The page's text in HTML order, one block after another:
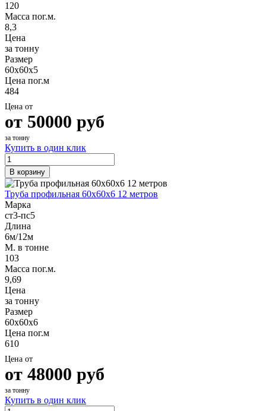
120
Масса пог.м.
8,3
Цена
за тонну
Размер
60х60х5
Цена пог.м
484
Цена от
от 50000 руб
за тонну
Купить в один клик
В корзину
Труба профильная 60х60х6 12 метров
Марка
ст3-пс5
Длина
6м/12м
М. в тонне
103
Масса пог.м.
9,69
Цена
за тонну
Размер
60х60х6
Цена пог.м
610
Цена от
от 48000 руб
за тонну
Купить в один клик